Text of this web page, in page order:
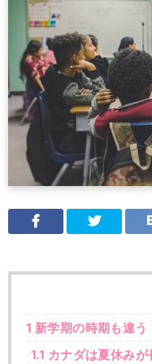
1 新学期の時期も違
1.1 カナダは夏休みが